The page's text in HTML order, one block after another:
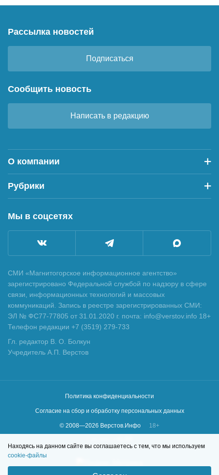
Рассылка новостей
Подписаться
Сообщить новость
Написать в редакцию
О компании
Рубрики
Мы в соцсетях
СМИ «Магнитогорское информационное агентство»
зарегистрировано Федеральной службой по надзору в сфере
связи, информационных технологий и массовых
коммуникаций. Запись в реестре зарегистрированных СМИ:
ЭЛ № ФС77-77805 от 31.01.2020 г. почта: info@verstov.info 18+
Телефон редакции +7 (3519) 279-733
Гл. редактор В. О. Болкун
Учредитель А.П. Верстов
Политика конфиденциальности
Согласие на сбор и обработку персональных данных
© 2008—2026 Верстов.Инфо
18+
Находясь на данном сайте вы соглашаетесь с тем, что мы используем
cookie-файлы